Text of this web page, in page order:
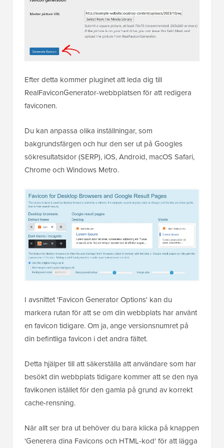
Efter detta kommer pluginet att leda dig till
RealFaviconGenerator-webbplatsen för att redigera
faviconen.
Du kan anpassa olika inställningar, som
bakgrundsfärgen och hur den ser ut på Googles
sökresultatsidor (SERP), iOS, Android, macOS Safari,
Chrome och Windows Metro.
I avsnittet 'Favicon Generator Options' kan du
markera rutan för att se om din webbplats har använt
en favicon tidigare. Om ja, ange versionsnumret på
din befintliga favicon i det andra fältet.
Detta hjälper till att säkerställa att användare som har
besökt din webbplats tidigare kommer att se den nya
favikonen istället för den gamla på grund av korrekt
cache-rensning.
När allt ser bra ut behöver du bara klicka på knappen
'Generera dina Favicons och HTML-kod' för att lägga